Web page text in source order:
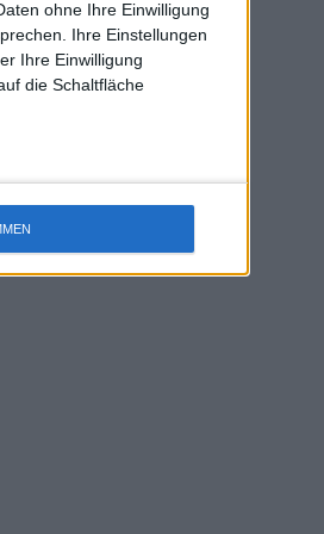
ohne Ihre Einwilligung
Ihre Einstellungen
Ihre Einwilligung
die Schaltfläche
uss J-L-Struff wahrscheinlich morge 3
mal Einzel 1x Doppel) dank der
des Kommentators für F-A-A